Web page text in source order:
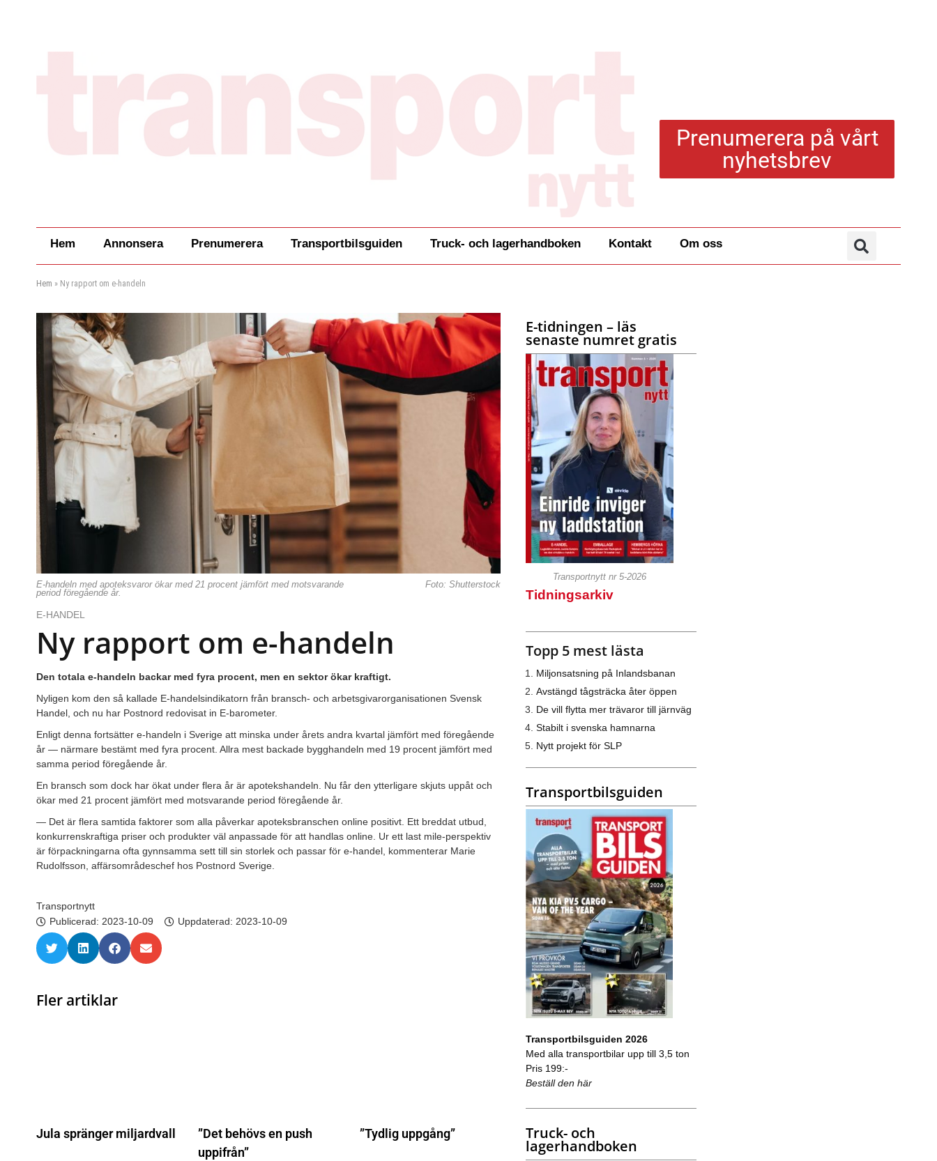
Prenumerera på vårt
nyhetsbrev
Hem Annonsera Prenumerera Transportbilsguiden Truck- och lagerhandboken Kontakt Om oss
Hem » Ny rapport om e-handeln
E-handeln med apoteksvaror ökar med 21 procent jämfört med motsvarande
period föregående år.
Foto: Shutterstock
E-HANDEL
Ny rapport om e-handeln
Den totala e-handeln backar med fyra procent, men en sektor ökar kraftigt.
Nyligen kom den så kallade E-handelsindikatorn från bransch- och arbetsgivarorganisationen Svensk
Handel, och nu har Postnord redovisat in E-barometer.
Enligt denna fortsätter e-handeln i Sverige att minska under årets andra kvartal jämfört med föregående
år — närmare bestämt med fyra procent. Allra mest backade bygghandeln med 19 procent jämfört med
samma period föregående år.
En bransch som dock har ökat under flera år är apotekshandeln. Nu får den ytterligare skjuts uppåt och
ökar med 21 procent jämfört med motsvarande period föregående år.
— Det är flera samtida faktorer som alla påverkar apoteksbranschen online positivt. Ett breddat utbud,
konkurrenskraftiga priser och produkter väl anpassade för att handlas online. Ur ett last mile-perspektiv
är förpackningarna ofta gynnsamma sett till sin storlek och passar för e-handel, kommenterar Marie
Rudolfsson, affärsområdeschef hos Postnord Sverige.
Transportnytt
Publicerad: 2023-10-09 Uppdaterad: 2023-10-09
Fler artiklar
Jula spränger miljardvall
”Det behövs en push
uppifrån”
”Tydlig uppgång”
E-tidningen – läs
senaste numret gratis
Transportnytt nr 5-2026
Tidningsarkiv
Topp 5 mest lästa
Miljonsatsning på Inlandsbanan
Avstängd tågsträcka åter öppen
De vill flytta mer trävaror till järnväg
Stabilt i svenska hamnarna
Nytt projekt för SLP
Transportbilsguiden
Transportbilsguiden 2026
Med alla transportbilar upp till 3,5 ton
Pris 199:-
Beställ den här
Truck- och
lagerhandboken